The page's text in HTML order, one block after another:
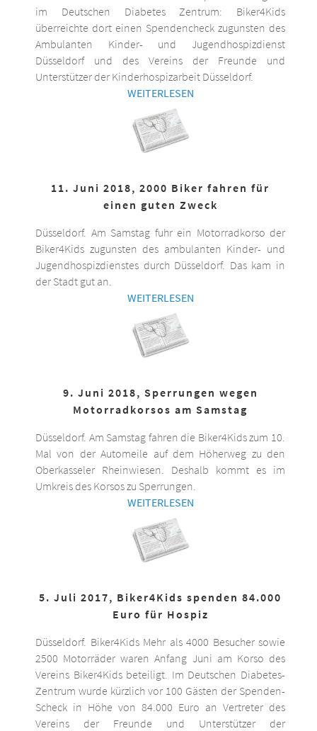
im Deutschen Diabetes Zentrum: Biker4Kids
überreichte dort einen Spendencheck zugunsten des
Ambulanten Kinder- und Jugendhospizdienst
Düsseldorf und des Vereins der Freunde und
Unterstützer der Kinderhospizarbeit Düsseldorf.
WEITERLESEN
11. Juni 2018, 2000 Biker fahren für
einen guten Zweck
Düsseldorf. Am Samstag fuhr ein Motorradkorso der
Biker4Kids zugunsten des ambulanten Kinder- und
Jugendhospizdienstes durch Düsseldorf. Das kam in
der Stadt gut an.
WEITERLESEN
9. Juni 2018, Sperrungen wegen
Motorradkorsos am Samstag
Düsseldorf. Am Samstag fahren die Biker4Kids zum 10.
Mal von der Automeile auf dem Höherweg zu den
Oberkasseler Rheinwiesen. Deshalb kommt es im
Umkreis des Korsos zu Sperrungen.
WEITERLESEN
5. Juli 2017, Biker4Kids spenden 84.000
Euro für Hospiz
Düsseldorf. Biker4Kids Mehr als 4000 Besucher sowie
2500 Motorräder waren Anfang Juni am Korso des
Vereins Biker4Kids beteiligt. Im Deutschen Diabetes-
Zentrum wurde kürzlich vor 100 Gästen der Spenden-
Scheck in Höhe von 84.000 Euro an Vertreter des
Vereins der Freunde und Unterstützer der